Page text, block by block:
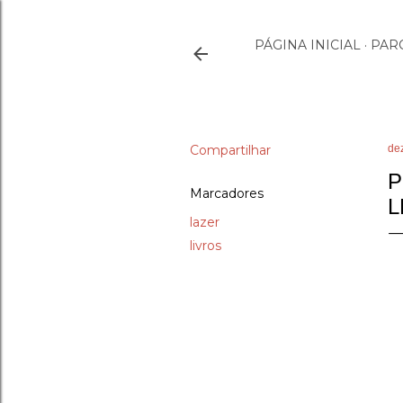
PÁGINA INICIAL
Compartilhar
Marcadores
lazer
livros